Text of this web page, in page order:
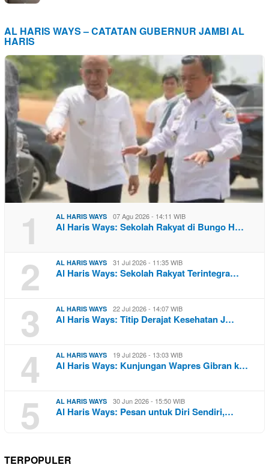
AL HARIS WAYS – CATATAN GUBERNUR JAMBI AL
HARIS
1 AL HARIS WAYS 07 Agu 2026 - 14:11 WIB
Al Haris Ways: Sekolah Rakyat di Bungo H…
2 AL HARIS WAYS 31 Jul 2026 - 11:35 WIB
Al Haris Ways: Sekolah Rakyat Terintegra…
3 AL HARIS WAYS 22 Jul 2026 - 14:07 WIB
Al Haris Ways: Titip Derajat Kesehatan J…
4 AL HARIS WAYS 19 Jul 2026 - 13:03 WIB
Al Haris Ways: Kunjungan Wapres Gibran k…
5 AL HARIS WAYS 30 Jun 2026 - 15:50 WIB
Al Haris Ways: Pesan untuk Diri Sendiri,…
TERPOPULER